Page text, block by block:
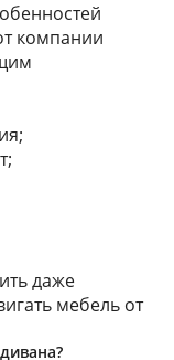
компании
даже
мебель от